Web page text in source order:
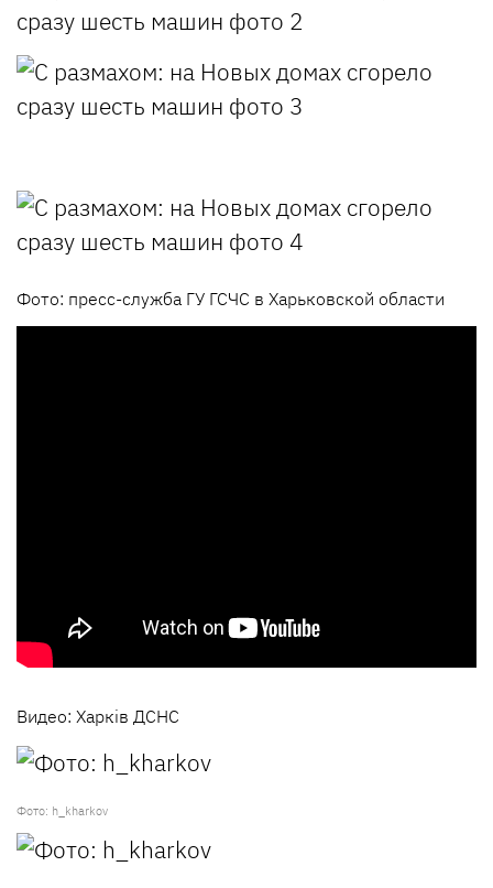
Фото: пресс-служба ГУ ГСЧС в Харьковской области
Видео: Харків ДСНС
Фото: h_kharkov